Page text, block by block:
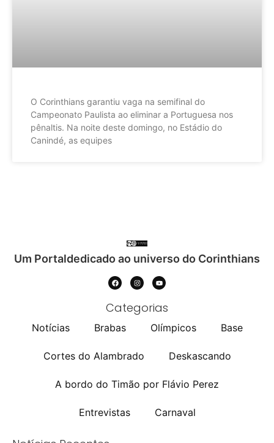
O Corinthians garantiu vaga na semifinal do
Campeonato Paulista ao eliminar a Portuguesa nos
pênaltis. Na noite deste domingo, no Estádio do
Canindé, as equipes
Um Portaldedicado ao universo do Corinthians
Categorias
Notícias Brabas Olímpicos Base
Cortes do Alambrado Deskascando
A bordo do Timão por Flávio Perez
Entrevistas Carnaval